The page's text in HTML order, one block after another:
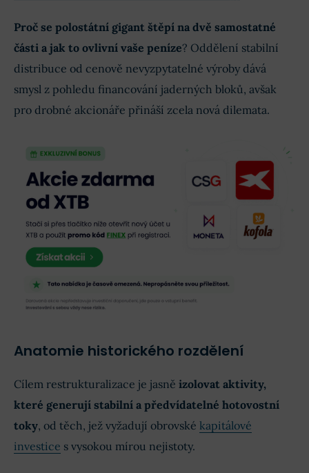
Proč se polostátní gigant štěpí na dvě samostatné
části a jak to ovlivní vaše peníze? Oddělení stabilní
distribuce od cenově nevyzpytatelné výroby dává
smysl z pohledu financování jaderných bloků, avšak
pro drobné akcionáře přináší zcela nová dilemata.
Anatomie historického rozdělení
Cílem restrukturalizace je jasně izolovat aktivity,
které generují stabilní a předvídatelné hotovostní
toky, od těch, jež vyžadují obrovské kapitálové
investice s vysokou mírou nejistoty.